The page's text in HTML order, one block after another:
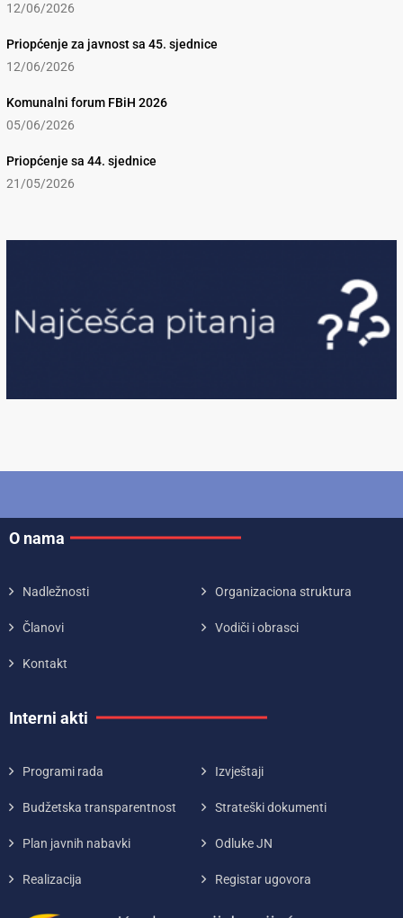
12/06/2026
Priopćenje za javnost sa 45. sjednice
12/06/2026
Komunalni forum FBiH 2026
05/06/2026
Priopćenje sa 44. sjednice
21/05/2026
O nama
Nadležnosti Organizaciona struktura
Članovi Vodiči i obrasci
Kontakt
Interni akti
Programi rada Izvještaji
Budžetska transparentnost Strateški dokumenti
Plan javnih nabavki Odluke JN
Realizacija Registar ugovora